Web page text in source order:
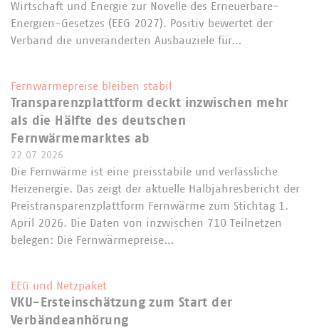
Wirtschaft und Energie zur Novelle des Erneuerbare-
Energien-Gesetzes (EEG 2027). Positiv bewertet der
Verband die unveränderten Ausbauziele für…
Fernwärmepreise bleiben stabil
Transparenzplattform deckt inzwischen mehr
als die Hälfte des deutschen
Fernwärmemarktes ab
22.07.2026
Die Fernwärme ist eine preisstabile und verlässliche
Heizenergie. Das zeigt der aktuelle Halbjahresbericht der
Preistransparenzplattform Fernwärme zum Stichtag 1.
April 2026. Die Daten von inzwischen 710 Teilnetzen
belegen: Die Fernwärmepreise…
EEG und Netzpaket
VKU-Ersteinschätzung zum Start der
Verbändeanhörung